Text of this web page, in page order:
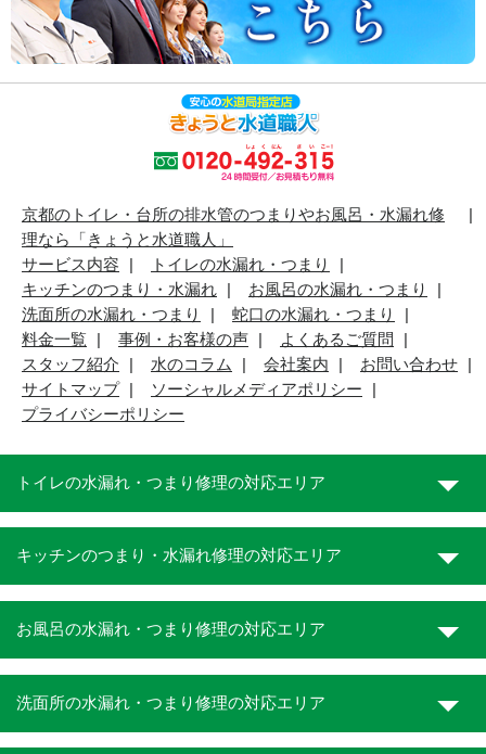
京都のトイレ・台所の排水管のつまりやお風呂・水漏れ修
理なら「きょうと水道職人」
サービス内容
トイレの水漏れ・つまり
キッチンのつまり・水漏れ
お風呂の水漏れ・つまり
洗面所の水漏れ・つまり
蛇口の水漏れ・つまり
料金一覧
事例・お客様の声
よくあるご質問
スタッフ紹介
水のコラム 会社案内
お問い合わせ
サイトマップ
ソーシャルメディアポリシー
プライバシーポリシー
トイレの水漏れ・つまり修理の対応エリア
キッチンのつまり・水漏れ修理の対応エリア
お風呂の水漏れ・つまり修理の対応エリア
洗面所の水漏れ・つまり修理の対応エリア